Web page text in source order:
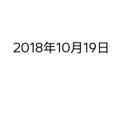
2018年10月19日